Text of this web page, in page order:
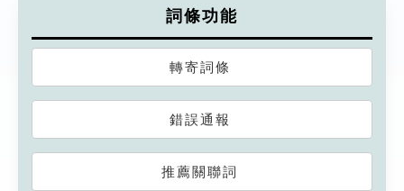
詞條功能
轉寄詞條
錯誤通報
推薦關聯詞